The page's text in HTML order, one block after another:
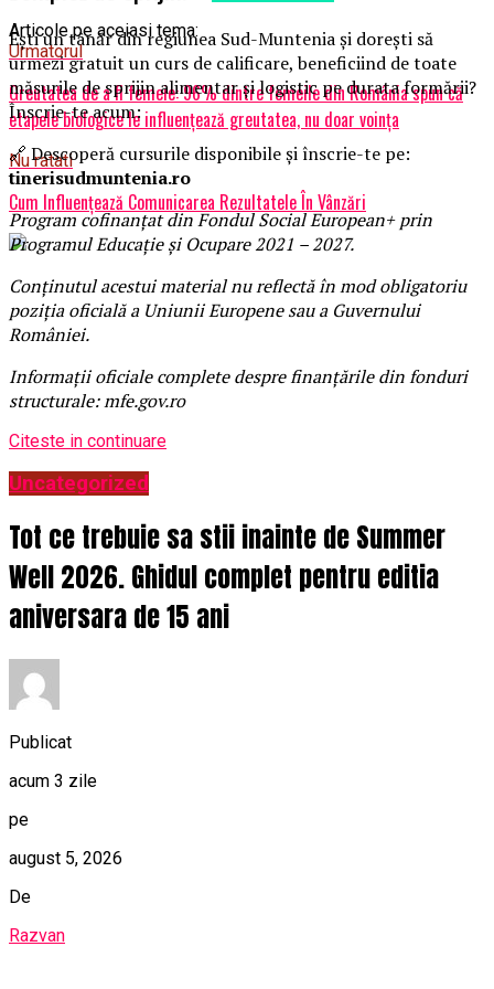
Articole pe aceiasi tema:
Urmatorul
Greutatea de a fi femeie: 96% dintre femeile din România spun că
etapele biologice le influențează greutatea, nu doar voința
Nu ratati
Cum Influențează Comunicarea Rezultatele În Vânzări
Ești un tânăr din regiunea Sud-Muntenia și dorești să
urmezi gratuit un curs de calificare, beneficiind de toate
măsurile de sprijin alimentar și logistic pe durata formării?
Înscrie-te acum:
🔗 Descoperă cursurile disponibile și înscrie-te pe:
tinerisudmuntenia.ro
Program cofinanțat din Fondul Social European+ prin
Programul Educație și Ocupare 2021 – 2027.
Conținutul acestui material nu reflectă în mod obligatoriu
poziția oficială a Uniunii Europene sau a Guvernului
României.
Informații oficiale complete despre finanțările din fonduri
structurale: mfe.gov.ro
Citeste in continuare
Uncategorized
Tot ce trebuie sa stii inainte de Summer
Well 2026. Ghidul complet pentru editia
aniversara de 15 ani
Publicat
acum 3 zile
pe
august 5, 2026
De
Razvan